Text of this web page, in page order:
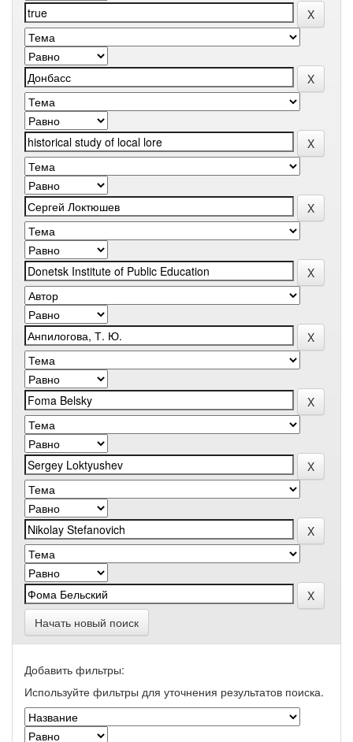
Начать новый поиск
Добавить фильтры:
Используйте фильтры для уточнения результатов поиска.